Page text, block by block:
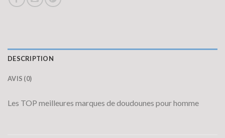
DESCRIPTION
AVIS (0)
Les TOP meilleures marques de doudounes pour homme